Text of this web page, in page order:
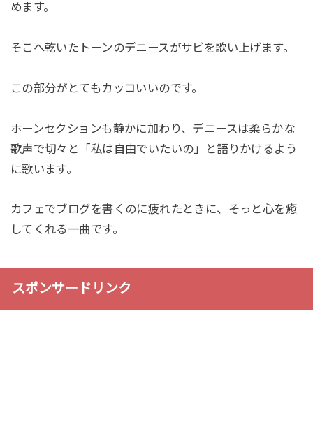
めます。
そこへ乾いたトーンのデニースがサビを歌い上げます。
この部分がとてもカッコいいのです。
ホーンセクションも静かに加わり、 デニースは柔らかな
歌声で切々と「私は自由でいたいの」
と語りかけるよう
に歌います。
カフェでブログを書くのに疲れたときに、そっと心を癒
してくれる一曲です。
スポンサードリンク